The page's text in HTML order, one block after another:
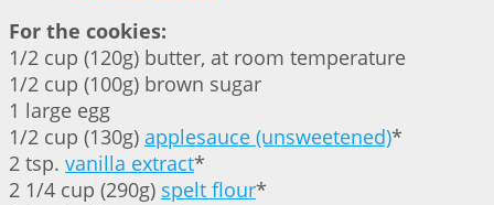
For the cookies:
1/2 cup (120g) butter, at room temperature
1/2 cup (100g) brown sugar
1 large egg
1/2 cup (130g) applesauce (unsweetened)*
2 tsp. vanilla extract*
2 1/4 cup (290g) spelt flour*